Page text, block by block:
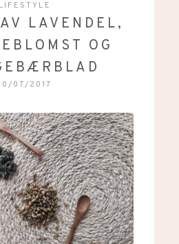
LIFESTYLE
LAVENDEL,
OG
07/2017